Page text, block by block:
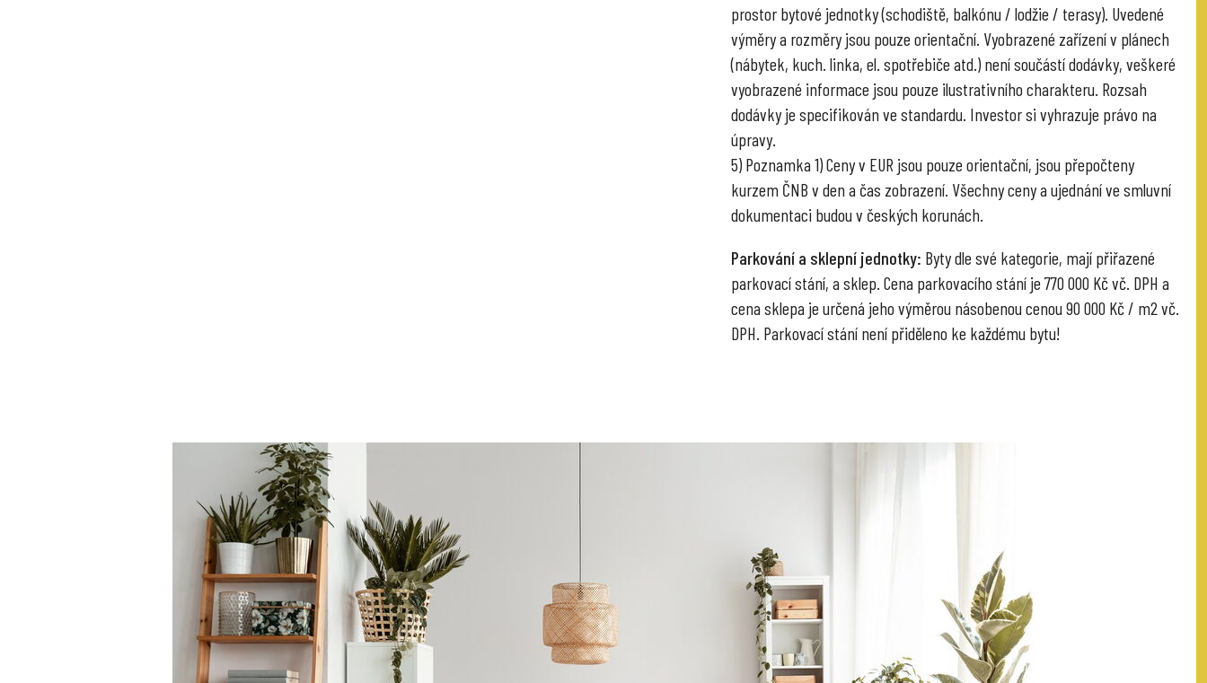
prostor bytové jednotky (schodiště, balkónu / lodžie / terasy). Uvedené
výměry a rozměry jsou pouze orientační. Vyobrazené zařízení v plánech
(nábytek, kuch. linka, el. spotřebiče atd.) není součástí dodávky, veškeré
vyobrazené informace jsou pouze ilustrativního charakteru. Rozsah
dodávky je specifikován ve standardu. Investor si vyhrazuje právo na
úpravy.
5) Poznamka 1) Ceny v EUR jsou pouze orientační, jsou přepočteny
kurzem ČNB v den a čas zobrazení. Všechny ceny a ujednání ve smluvní
dokumentaci budou v českých korunách.
Parkování a sklepní jednotky: Byty dle své kategorie, mají přiřazené
parkovací stání, a sklep. Cena parkovacího stání je 770 000 Kč vč. DPH a
cena sklepa je určená jeho výměrou násobenou cenou 90 000 Kč / m2 vč.
DPH. Parkovací stání není přiděleno ke každému bytu!